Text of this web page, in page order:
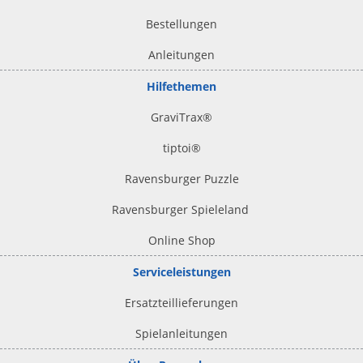
Bestellungen
Anleitungen
Hilfethemen
GraviTrax®
tiptoi®
Ravensburger Puzzle
Ravensburger Spieleland
Online Shop
Serviceleistungen
Ersatzteillieferungen
Spielanleitungen